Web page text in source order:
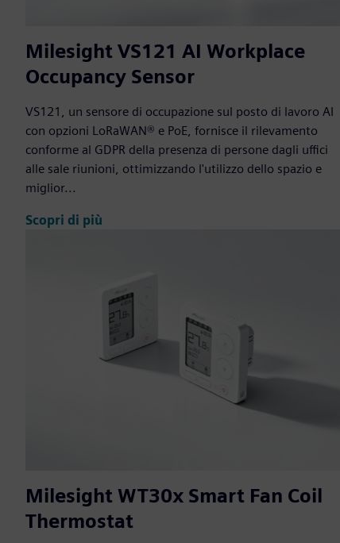
Milesight VS121 AI Workplace
Occupancy Sensor
VS121, un sensore di occupazione sul posto di lavoro AI
con opzioni LoRaWAN® e PoE, fornisce il rilevamento
conforme al GDPR della presenza di persone dagli uffici
alle sale riunioni, ottimizzando l'utilizzo dello spazio e
miglior...
Scopri di più
Milesight WT30x Smart Fan Coil
Thermostat